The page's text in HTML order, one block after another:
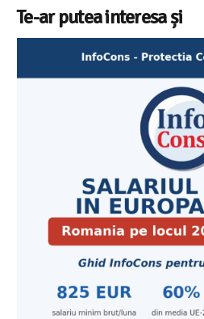
Te-ar putea interesa și